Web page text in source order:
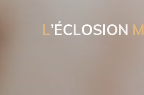
L’ÉCLOSION M